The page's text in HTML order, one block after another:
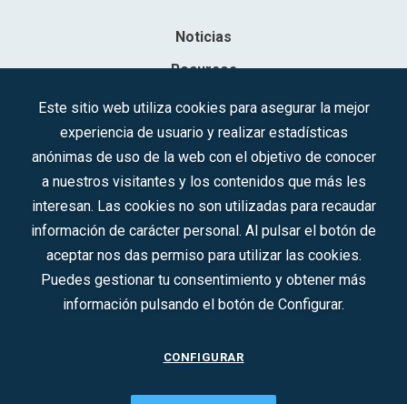
Noticias
Recursos
Contacto
Sociedad Mercantil Estatal para la Gestión de la Innovación y las
Síguenos en redes sociales:
CONTACTO
Este sitio web utiliza cookies para asegurar la mejor
experiencia de usuario y realizar estadísticas
anónimas de uso de la web con el objetivo de conocer
a nuestros visitantes y los contenidos que más les
interesan. Las cookies no son utilizadas para recaudar
información de carácter personal. Al pulsar el botón de
aceptar nos das permiso para utilizar las cookies.
Puedes gestionar tu consentimiento y obtener más
información pulsando el botón de Configurar.
CONFIGURAR